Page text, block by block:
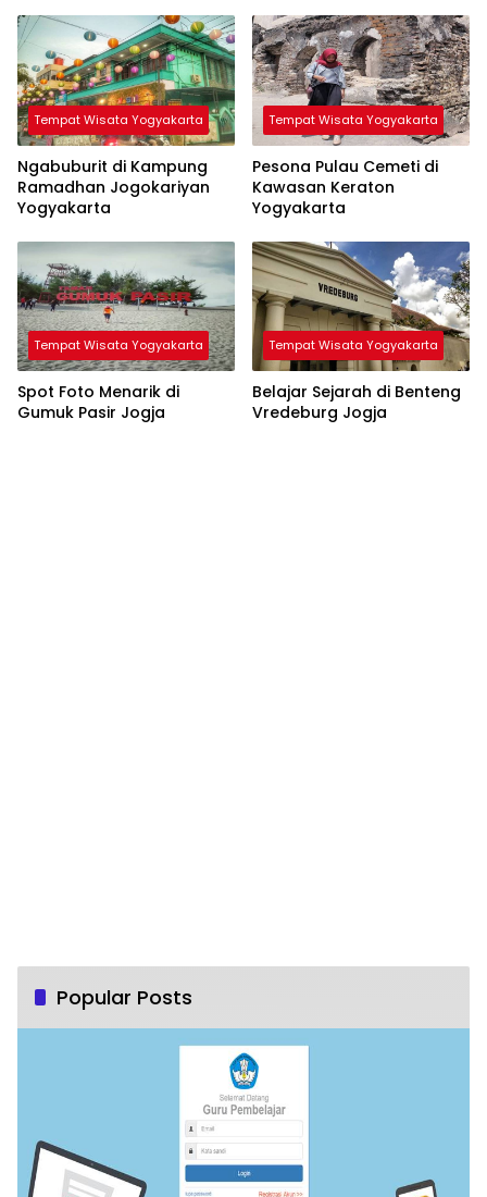
Tempat Wisata Yogyakarta
Ngabuburit di Kampung
Ramadhan Jogokariyan
Yogyakarta
Tempat Wisata Yogyakarta
Pesona Pulau Cemeti di
Kawasan Keraton
Yogyakarta
Tempat Wisata Yogyakarta
Spot Foto Menarik di
Gumuk Pasir Jogja
Tempat Wisata Yogyakarta
Belajar Sejarah di Benteng
Vredeburg Jogja
Popular Posts